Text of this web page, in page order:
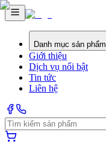
Danh mục sản phẩm
Giới thiệu
Dịch vụ nổi bật
Tin tức
Liên hệ